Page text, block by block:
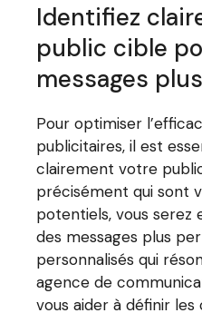
Identifiez
public cible
messages
Pour optimiser
publicitaires, il est
clairement votre
précisément qui sont
potentiels, vous serez
des messages plus
personnalisés qui
agence de
vous aider à définir